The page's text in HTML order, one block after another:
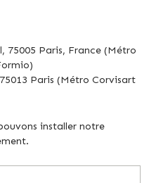
75005 Paris, France (Métro
Paris (Métro Corvisart
installer notre